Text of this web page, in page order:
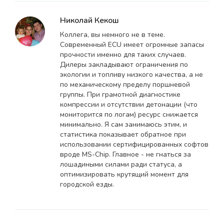
Николай Кекош
Коллега, вы немного не в теме.
Современный ECU имеет огромные запасы
прочности именно для таких случаев.
Дилеры закладывают ограничения по
экологии и топливу низкого качества, а не
по механическому пределу поршневой
группы. При грамотной диагностике
компрессии и отсутствии детонации (что
мониторится по логам) ресурс снижается
минимально. Я сам занимаюсь этим, и
статистика показывает обратное при
использовании сертифицированных софтов
вроде MS-Chip. Главное - не гнаться за
лошадиными силами ради статуса, а
оптимизировать крутящий момент для
городской езды.